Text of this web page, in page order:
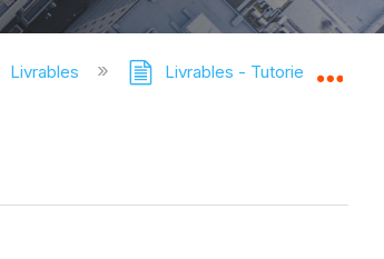
Livrables Livrables - Tutoriels